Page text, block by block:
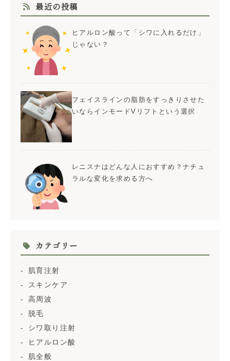
最近の投稿
ヒアルロン酸って「シワに入れるだけ」
じゃない？
フェイスラインの脂肪をすっきりさせた
いならインモードVリフトという選択
レニスナはどんな人におすすめ？ナチュ
ラルな変化を求める方へ
カテゴリー
肌育注射
スキンケア
高周波
脱毛
シワ取り注射
ヒアルロン酸
肌全般